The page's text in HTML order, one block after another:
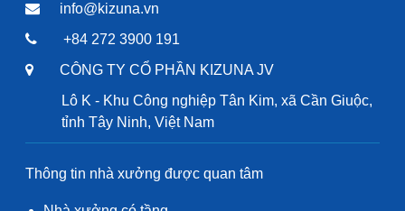
info@kizuna.vn
+84 272 3900 191
CÔNG TY CỔ PHẦN KIZUNA JV
Lô K - Khu Công nghiệp Tân Kim, xã Cần Giuộc,
tỉnh Tây Ninh, Việt Nam
Thông tin nhà xưởng được quan tâm